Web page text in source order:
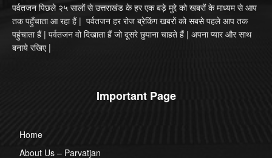
पर्वतजन पिछले २५ सालों से उत्तराखंड के हर एक बड़े मुद्दे को खबरों के माध्यम से आप
तक पहुँचाता आ रहा हैं | पर्वतजन हर रोज ब्रेकिंग खबरों को सबसे पहले आप तक
पहुंचाता हैं | पर्वतजन वो दिखाता हैं जो दूसरे छुपाना चाहते हैं | अपना प्यार और साथ
बनाये रखिए |
Important Page
Home
About Us – Parvatjan